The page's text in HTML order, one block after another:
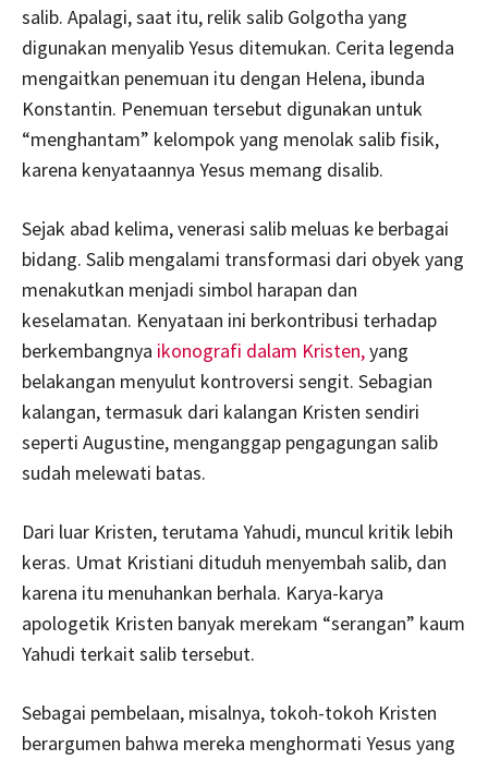
salib. Apalagi, saat itu, relik salib Golgotha yang
digunakan menyalib Yesus ditemukan. Cerita legenda
mengaitkan penemuan itu dengan Helena, ibunda
Konstantin. Penemuan tersebut digunakan untuk
“menghantam” kelompok yang menolak salib fisik,
karena kenyataannya Yesus memang disalib.
Sejak abad kelima, venerasi salib meluas ke berbagai
bidang. Salib mengalami transformasi dari obyek yang
menakutkan menjadi simbol harapan dan
keselamatan. Kenyataan ini berkontribusi terhadap
berkembangnya ikonografi dalam Kristen,yang
belakangan menyulut kontroversi sengit. Sebagian
kalangan, termasuk dari kalangan Kristen sendiri
seperti Augustine, menganggap pengagungan salib
sudah melewati batas.
Dari luar Kristen, terutama Yahudi, muncul kritik lebih
keras. Umat Kristiani dituduh menyembah salib, dan
karena itu menuhankan berhala. Karya-karya
apologetik Kristen banyak merekam “serangan” kaum
Yahudi terkait salib tersebut.
Sebagai pembelaan, misalnya, tokoh-tokoh Kristen
berargumen bahwa mereka menghormati Yesus yang